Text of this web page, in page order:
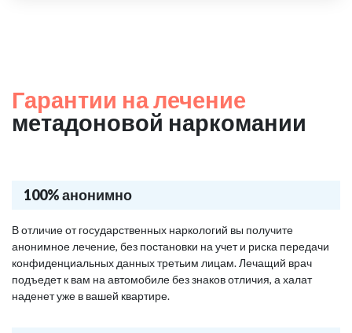
Гарантии на лечение
метадоновой наркомании
100% анонимно
В отличие от государственных наркологий вы получите
анонимное лечение, без постановки на учет и риска передачи
конфиденциальных данных третьим лицам. Лечащий врач
подъедет к вам на автомобиле без знаков отличия, а халат
наденет уже в вашей квартире.